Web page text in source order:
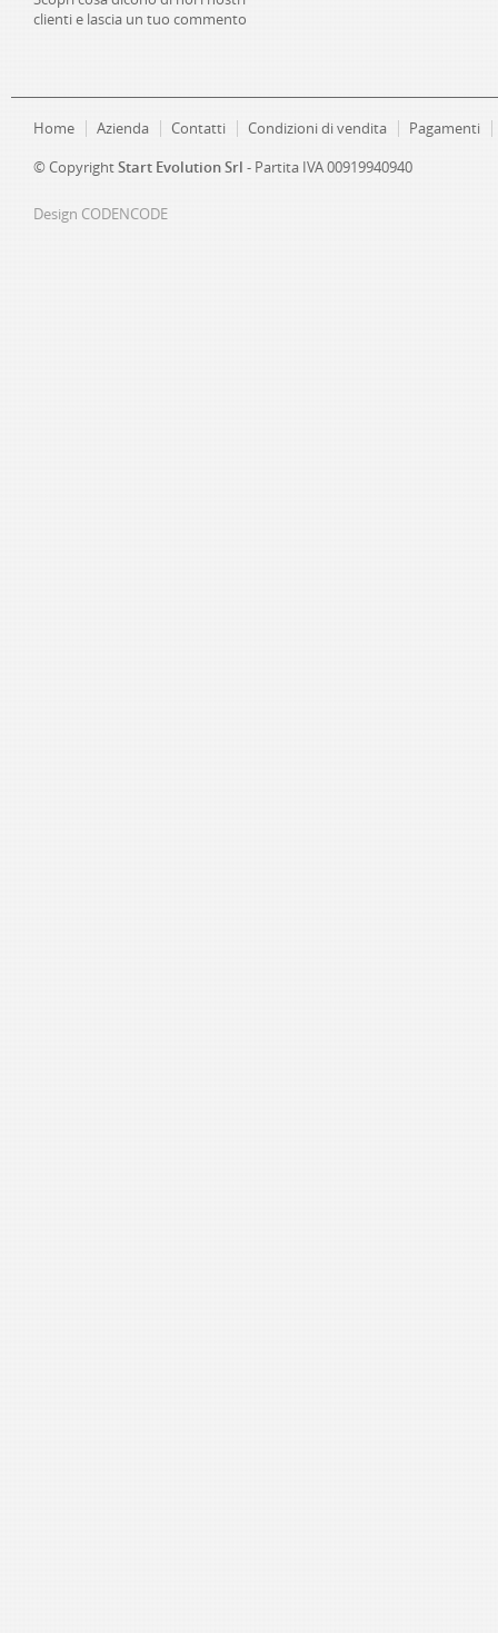
clienti e lascia un tuo commento
Home Azienda Contatti Condizioni di vendita Pagamenti
© Copyright Start Evolution Srl - Partita IVA 00919940940
Design CODENCODE